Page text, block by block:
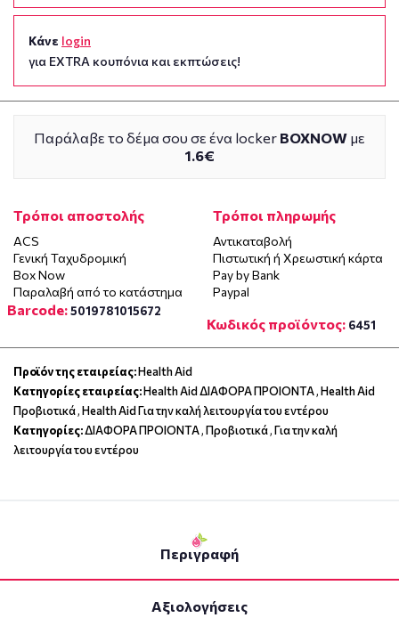
Κάνε login
για EXTRA κουπόνια και εκπτώσεις!
Παράλαβε το δέμα σου σε ένα locker BOXNOW με
1.6€
Τρόποι αποστολής
ACS
Γενική Ταχυδρομική
Box Now
Παραλαβή από το κατάστημα
Τρόποι πληρωμής
Αντικαταβολή
Πιστωτική ή Χρεωστική κάρτα
Pay by Bank
Paypal
Barcode:5019781015672
Κωδικός προϊόντος: 6451
Προϊόν της εταιρείας:Health Aid
Κατηγορίες εταιρείας:Health Aid ΔΙΑΦΟΡΑ ΠΡΟΙΟΝΤΑ,Health Aid
Προβιοτικά,Health Aid Για την καλή λειτουργία του εντέρου
Κατηγορίες:ΔΙΑΦΟΡΑ ΠΡΟΙΟΝΤΑ,Προβιοτικά,Για την καλή
λειτουργία του εντέρου
Περιγραφή
Αξιολογήσεις